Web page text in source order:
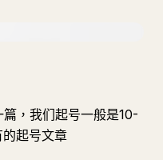
，我们起号一般是10-
起号文章